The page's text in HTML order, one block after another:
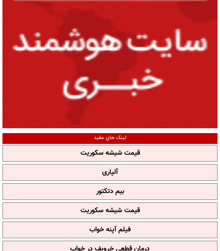
لینک های مفید
قیمت شیشه سکوریت
آلپاری
بیم دتکتور
قیمت شیشه سکوریت
فیلم آپنه خواب